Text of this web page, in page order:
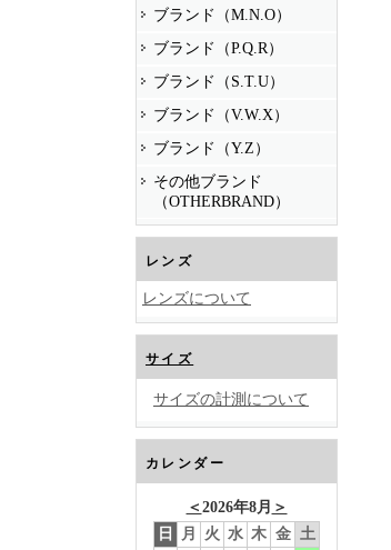
ブランド（M.N.O）
ブランド（P.Q.R）
ブランド（S.T.U）
ブランド（V.W.X）
ブランド（Y.Z）
その他ブランド
（OTHERBRAND）
レンズ
レンズについて
サイズ
サイズの計測について
カレンダー
＜ 2026年8月 ＞
日
月 火 水 木 金 土